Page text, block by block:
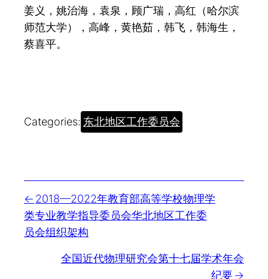
姜义，姚治海，袁泉，顾广瑞，高红（哈尔滨
师范大学），高峰，黄艳茹，韩飞，韩海生，
蔡喜平。
Categories: 东北地区工作委员会
2018—2022年教育部高等学校物理学
类专业教学指导委员会华北地区工作委
员会组织架构
全国近代物理研究会第十七届学术年会
纪要